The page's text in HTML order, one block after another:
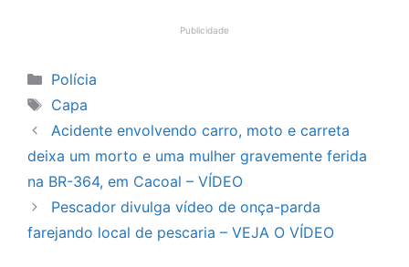
Publicidade
Categorias
Polícia
Tags
Capa
Acidente envolvendo carro, moto e carreta
deixa um morto e uma mulher gravemente ferida
na BR-364, em Cacoal – VÍDEO
Pescador divulga vídeo de onça-parda
farejando local de pescaria – VEJA O VÍDEO